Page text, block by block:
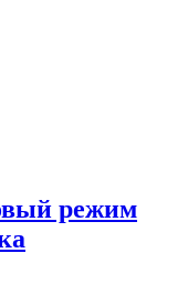
режим